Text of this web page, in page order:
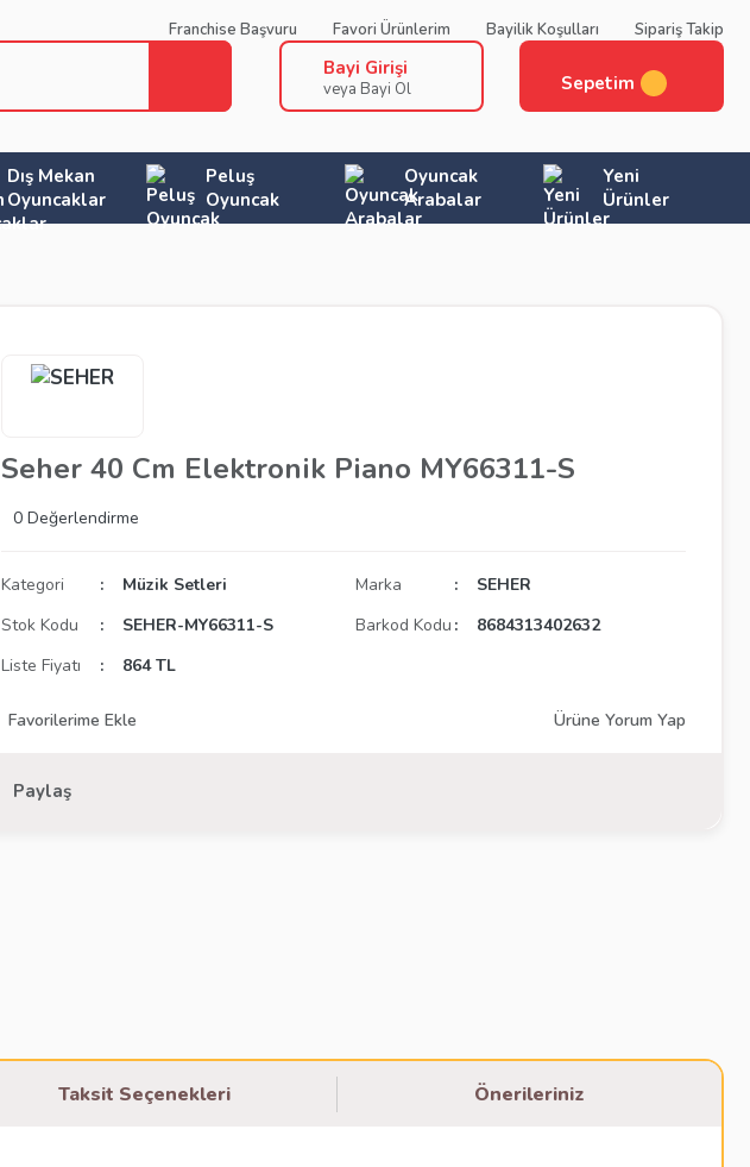
Franchise Başvuru Favori Ürünlerim Bayilik Koşulları Sipariş Takip
Bayi Girişi
veya Bayi Ol Sepetim
Dış Mekan
Oyuncaklar
Peluş
Oyuncak
Oyuncak
Arabalar
Yeni
Ürünler
Seher 40 Cm Elektronik Piano MY66311-S
0 Değerlendirme
Kategori Müzik Setleri Marka
SEHER
Stok Kodu
SEHER-MY66311-S Barkod Kodu
8684313402632
Liste Fiyatı
864 TL
Ürüne Yorum Yap
Paylaş
Taksit Seçenekleri Önerileriniz